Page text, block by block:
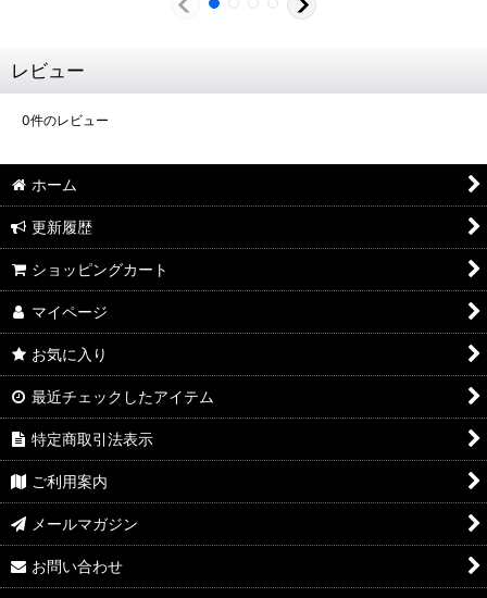
レビュー
0件のレビュー
ホーム
更新履歴
ショッピングカート
マイページ
お気に入り
最近チェックしたアイテム
特定商取引法表示
ご利用案内
メールマガジン
お問い合わせ